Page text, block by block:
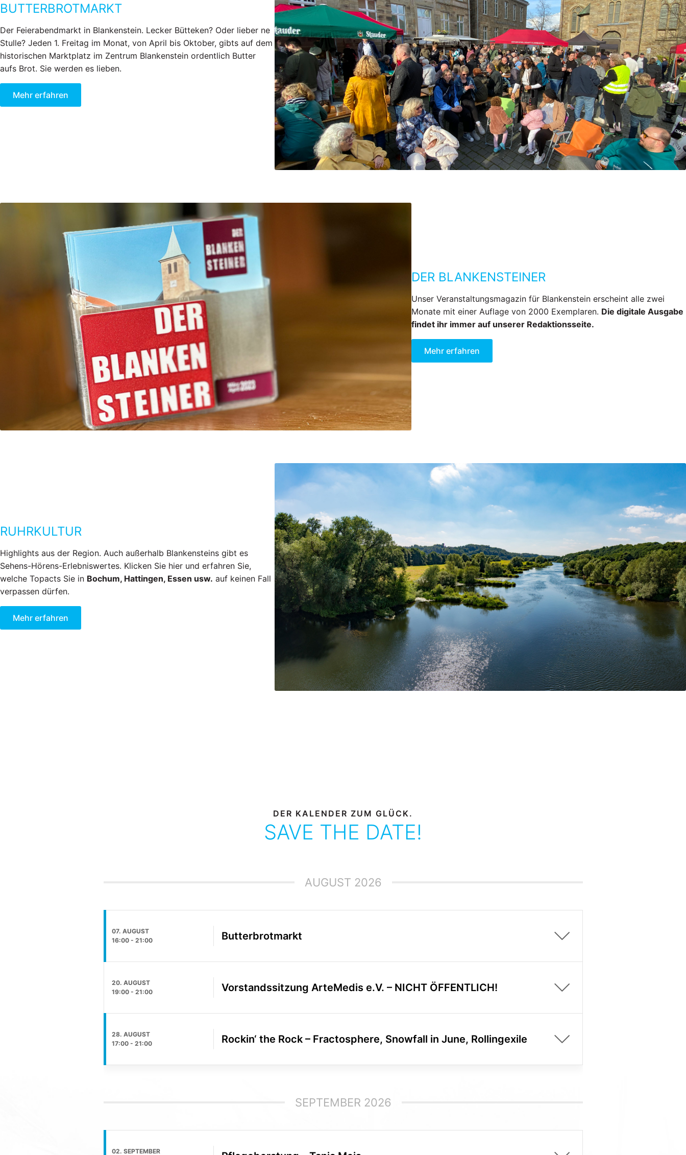
BUTTERBROTMARKT
Der Feierabendmarkt in Blankenstein. Lecker Bütteken? Oder lieber ne
Stulle? Jeden 1. Freitag im Monat, von April bis Oktober, gibts auf dem
historischen Marktplatz im Zentrum Blankenstein ordentlich Butter
aufs Brot. Sie werden es lieben.
Mehr erfahren
DER BLANKENSTEINER
Unser Veranstaltungsmagazin für Blankenstein erscheint alle zwei
Monate mit einer Auflage von 2000 Exemplaren. Die digitale Ausgabe
findet ihr immer auf unserer Redaktionsseite.
Mehr erfahren
RUHRKULTUR
Highlights aus der Region. Auch außerhalb Blankensteins gibt es
Sehens-Hörens-Erlebniswertes. Klicken Sie hier und erfahren Sie,
welche Topacts Sie in Bochum, Hattingen, Essen usw. auf keinen Fall
verpassen dürfen.
Mehr erfahren
DER KALENDER ZUM GLÜCK.
SAVE THE DATE!
AUGUST 2026
07. AUGUST
16:00- 21:00 Butterbrotmarkt
20. AUGUST
19:00- 21:00 Vorstandssitzung ArteMedis e.V. – NICHT ÖFFENTLICH!
28. AUGUST
17:00- 21:00 Rockin‘ the Rock – Fractosphere, Snowfall in June, Rollingexile
SEPTEMBER 2026
02. SEPTEMBER